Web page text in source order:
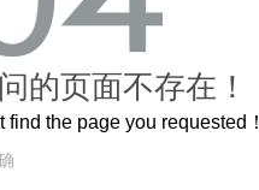
的页面不存在！
find the page you requested！